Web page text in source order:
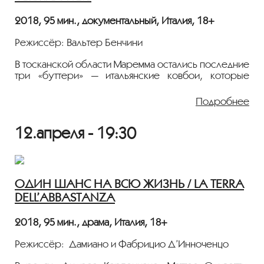
и близких друзей. Кочуя с дивана на диван, Гвидо
становятся невольным свидетелем их жизни и
любовных переживаний.
2018, 95 мин., документальный, Италия, 18+
Режиссёр: Вальтер Бенчини
В тосканской области Маремма остались последние
три «буттери» — итальянские ковбои, которые
прекрасной операторской работе зрителю
открывается, сколь сильную любовь питают эти
которой они не могут и не хотят отказаться. Но
передавать молодежи секреты ремесла
тосканских «буттери» становится всё сложнее…
Подробнее
12.апреля - 19:30
ОДИН ШАНС НА ВСЮ ЖИЗНЬ / LA TERRA
DELL’ABBASTANZA
2018, 95 мин., драма, Италия, 18+
Режиссёр: Дамиано и Фабрицио Д’Инноченцо